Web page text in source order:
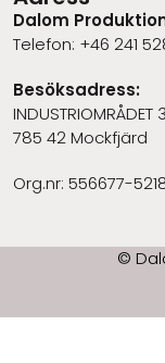
Dalom
Telefon: +46 241
Besöksadress:
INDUSTRIOMRÅDET
785 42 Mockfjärd
Org.nr: 556677-
©